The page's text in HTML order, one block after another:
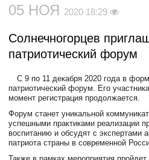
05 НОЯ 2020 18:29
Солнечногорцев
патриотический форум
С 9 по 11 декабря 2020 года в
патриотический форум. Его
момент регистрация продолжается.
Форум станет уникальной
успешными практиками реализации
воспитанию и обсудят с экспертами
патриота страны в современной